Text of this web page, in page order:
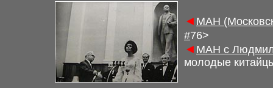
◄ МАН
#76>
◄ МАН с
молодые